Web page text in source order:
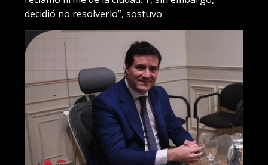
decidió no resolverlo”, sostuvo.